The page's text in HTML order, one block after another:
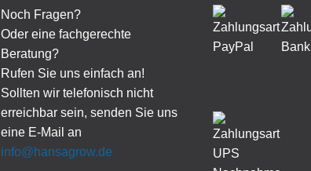
Noch Fragen?
Oder eine fachgerechte
Beratung?
Rufen Sie uns einfach an!
Sollten wir telefonisch nicht
erreichbar sein, senden Sie uns
eine E-Mail an
info@hansagrow.de